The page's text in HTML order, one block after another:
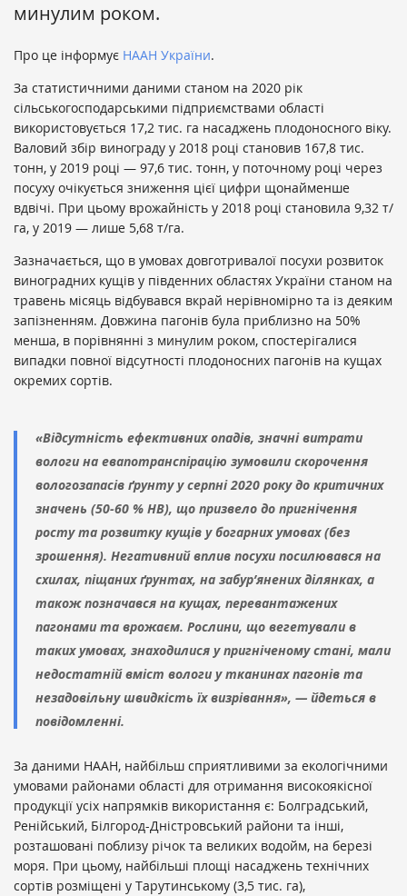
минулим роком.
Про це інформує НААН України.
За статистичними даними станом на 2020 рік
сільськогосподарськими підприємствами області
використовується 17,2 тис. га насаджень плодоносного віку.
Валовий збір винограду у 2018 році становив 167,8 тис.
тонн, у 2019 році — 97,6 тис. тонн, у поточному році через
посуху очікується зниження цієї цифри щонайменше
вдвічі. При цьому врожайність у 2018 році становила 9,32 т/
га, у 2019 — лише 5,68 т/га.
Зазначається, що в умовах довготривалої посухи розвиток
виноградних кущів у південних областях України станом на
травень місяць відбувався вкрай нерівномірно та із деяким
запізненням. Довжина пагонів була приблизно на 50%
менша, в порівнянні з минулим роком, спостерігалися
випадки повної відсутності плодоносних пагонів на кущах
окремих сортів.
«Відсутність ефективних опадів, значні витрати
вологи на евапотранспірацію зумовили скорочення
вологозапасів ґрунту у серпні 2020 року до критичних
значень (50-60 % НВ), що призвело до пригнічення
росту та розвитку кущів у богарних умовах (без
зрошення). Негативний вплив посухи посилювався на
схилах, піщаних ґрунтах, на забур’янених ділянках, а
також позначався на кущах, перевантажених
пагонами та врожаєм. Рослини, що вегетували в
таких умовах, знаходилися у пригніченому стані, мали
недостатній вміст вологи у тканинах пагонів та
незадовільну швидкість їх визрівання», — йдеться в
повідомленні.
За даними НААН, найбільш сприятливими за екологічними
умовами районами області для отримання високоякісної
продукції усіх напрямків використання є: Болградський,
Ренійський, Білгород-Дністровський райони та інші,
розташовані поблизу річок та великих водойм, на березі
моря. При цьому, найбільші площі насаджень технічних
сортів розміщені у Тарутинському (3,5 тис. га),